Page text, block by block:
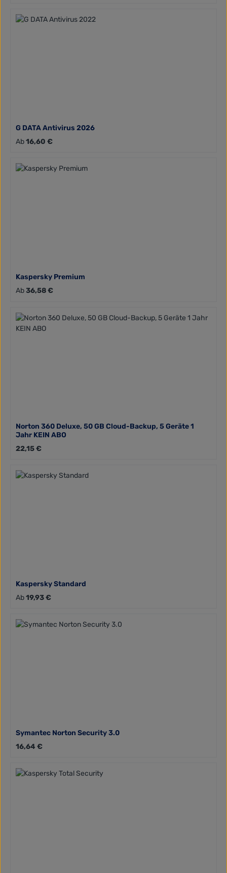
G DATA Antivirus 2026
Regulärer Preis:
Ab16,60 €
Kaspersky Premium
Regulärer Preis:
Ab36,58 €
Norton 360 Deluxe, 50 GB Cloud-Backup, 5 Geräte 1
Jahr KEIN ABO
Regulärer Preis:
22,15 €
Kaspersky Standard
Regulärer Preis:
Ab19,93 €
Symantec Norton Security 3.0
Regulärer Preis:
16,64 €